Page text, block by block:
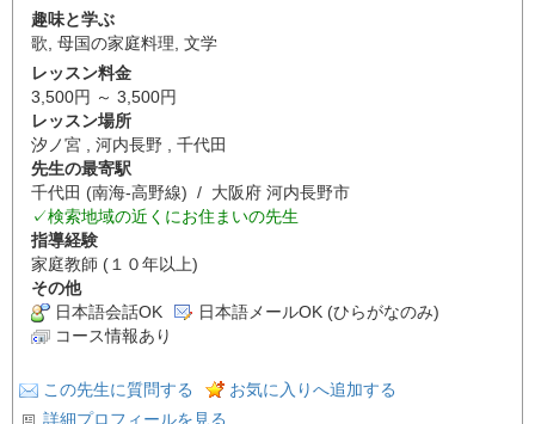
趣味と学ぶ
歌 母国の家庭料理 文学
レッスン料金
3,500円 ～ 3,500円
レッスン場所
汐ノ宮 , 河内長野 , 千代田
先生の最寄駅
千代田 (南海-高野線) / 大阪府 河内長野市
✓検索地域の近くにお住まいの先生
指導経験
家庭教師 (１０年以上)
その他
日本語会話OK
日本語メールOK (ひらがなのみ)
コース情報あり
この先生に質問する
お気に入りへ追加する
詳細プロフィールを見る